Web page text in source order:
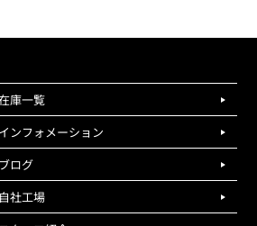
庫一覧
インフォメーション
ブログ
自社工場